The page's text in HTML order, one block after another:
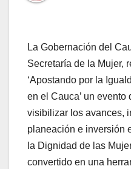
La Gobernación del
Secretaría de la Mujer,
‘Apostando por la
en el Cauca’ un
visibilizar los avances,
planeación e inversión
la Dignidad de las
convertido en una